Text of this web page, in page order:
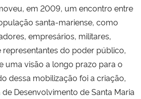
em 2009, um encontro entre
santa-mariense, como
empresários, militares,
representantes do poder público,
uma visão a longo prazo para o
dessa mobilização foi a criação,
Desenvolvimento de Santa Maria